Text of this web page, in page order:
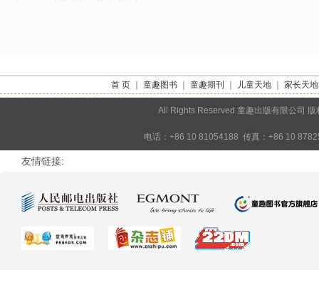
首 页｜ 童趣图书｜ 童趣期刊 儿童天地｜ 家长天地
All Rights Reserved 童趣出版有限公司
电话：+86 10 81054188 传真：+86 10
友情链接: